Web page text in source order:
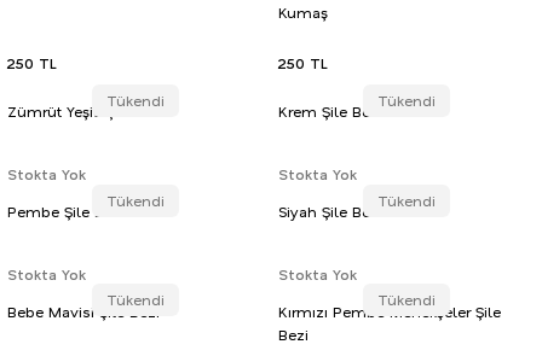
250 TL
Kumaş
250 TL
Tükendi
Zümrüt Yeşili Şile Bezi
Stokta Yok
Tükendi
Krem Şile Bezi
Stokta Yok
Tükendi
Pembe Şile Bezi
Stokta Yok
Tükendi
Siyah Şile Bezi
Stokta Yok
Tükendi
Bebe Mavisi Şile Bezi
Tükendi
Kırmızı Pembe Menekşeler Şile
Bezi